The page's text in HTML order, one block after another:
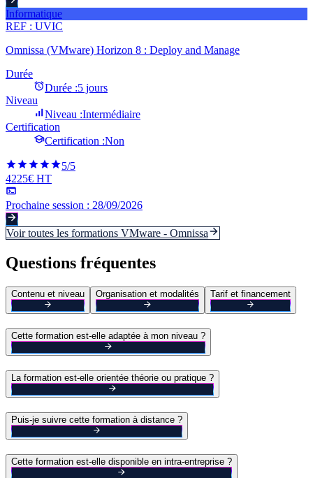
Informatique
REF : UVIC
Omnissa (VMware) Horizon 8 : Deploy and Manage
Durée
Durée :5 jours
Niveau
Niveau :Intermédiaire
Certification
Certification :Non
5/5
4225€ HT
Prochaine session : 28/09/2026
Voir toutes les formations VMware - Omnissa
Questions fréquentes
Contenu et niveau Organisation et modalités Tarif et financement
Cette formation est-elle adaptée à mon niveau ?
La formation est-elle orientée théorie ou pratique ?
Puis-je suivre cette formation à distance ?
Cette formation est-elle disponible en intra-entreprise ?